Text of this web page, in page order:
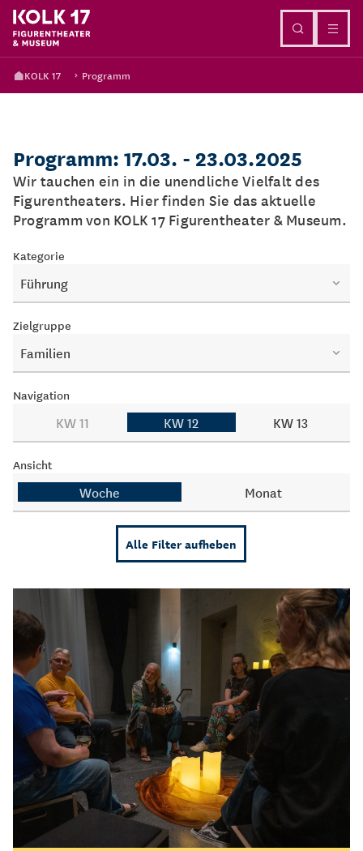
KOLK 17 Programm
Programm: 17.03. - 23.03.2025
Wir tauchen ein in die unendliche Vielfalt des
Figurentheaters. Hier finden Sie das aktuelle
Programm von KOLK 17 Figurentheater & Museum.
Kategorie
Führung
Zielgruppe
Familien
Navigation
KW 11 KW 12 KW 13
Ansicht
Woche Monat
Alle Filter aufheben